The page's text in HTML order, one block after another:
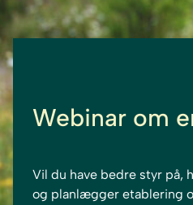
Webinar om
Vil du have bedre styr på,
og planlægger etablering